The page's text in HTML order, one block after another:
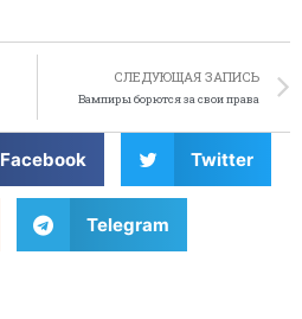
СЛЕДУЮЩАЯ ЗАПИСЬ
Вампиры борются за свои права
Facebook Twitter
Telegram